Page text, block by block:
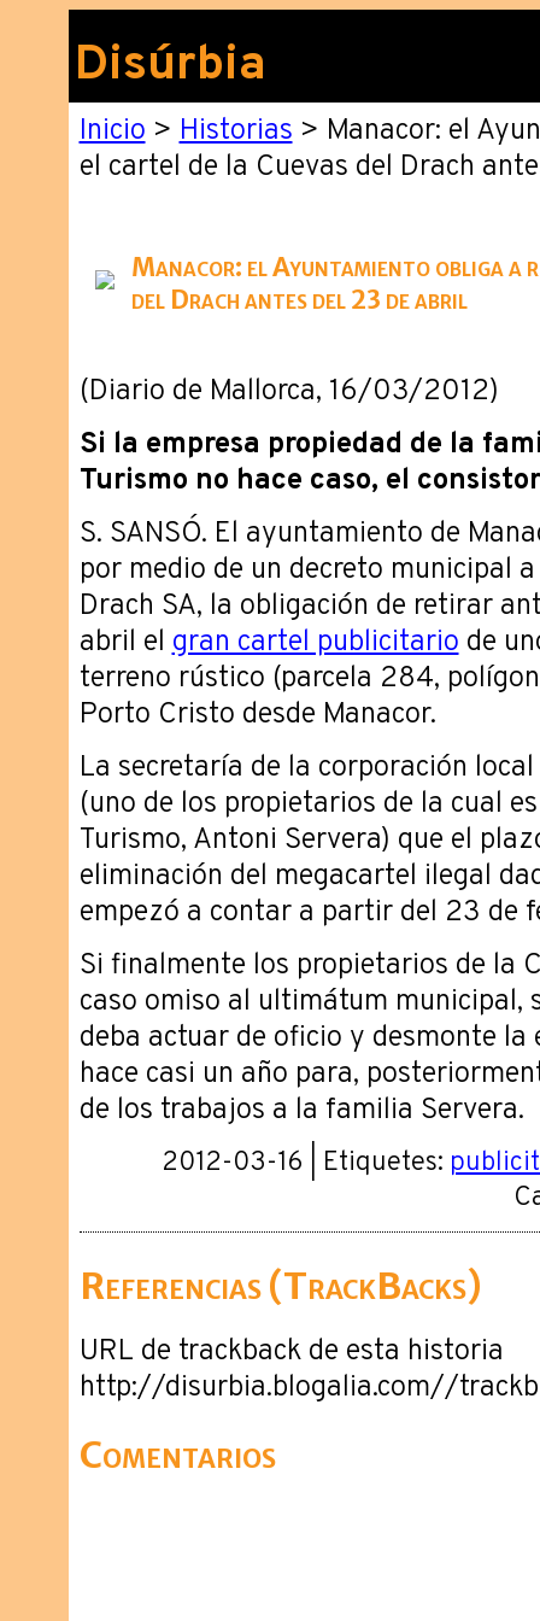
Disúrbia
Inicio>Historias> Manacor: el
el cartel de la Cuevas del Drach
Manacor: el Ayuntamiento obliga a
del Drach antes del 23 de abril
(Diario de Mallorca, 16/03/2012)
Si la empresa propiedad de la
Turismo no hace caso, el
S. SANSÓ. El ayuntamiento de
por medio de un decreto municipal
Drach SA, la obligación de retirar
abril elgran cartel publicitariode
terreno rústico (parcela 284,
Porto Cristo desde Manacor.
La secretaría de la corporación
(uno de los propietarios de la cual
Turismo, Antoni Servera) que el
eliminación del megacartel ilegal
empezó a contar a partir del 23 de
Si finalmente los propietarios de la
caso omiso al ultimátum municipal,
deba actuar de oficio y desmonte
hace casi un año para,
de los trabajos a la familia Servera.
2012-03-16 | Etiquetes:
Referencias (TrackBacks)
URL de trackback de esta historia
http://disurbia.blogalia.com//
Comentarios